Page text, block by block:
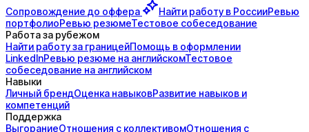
Сопровождение до оффера Найти работу в РоссииРевью
портфолиоРевью резюмеТестовое собеседование
Работа за рубежом
Найти работу за границейПомощь в оформлении
LinkedInРевью резюме на английскомТестовое
собеседование на английском
Навыки
Личный брендОценка навыковРазвитие навыков и
компетенций
Поддержка
ВыгораниеОтношения с коллективомОтношения с